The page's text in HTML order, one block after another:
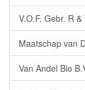
V.O.F. Gebr. R
Maatschap van
Van Andel Bio